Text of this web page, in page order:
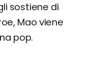
sostiene di
Mao viene
pop.